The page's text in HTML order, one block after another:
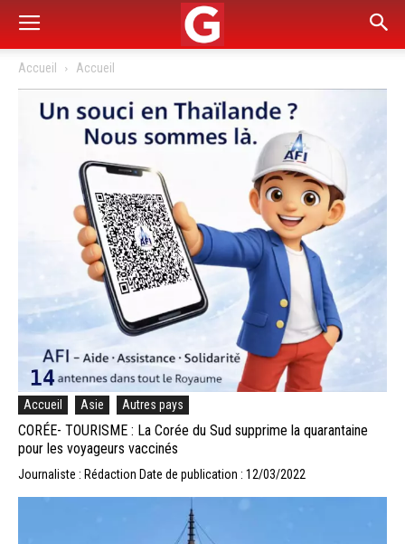
Accueil Accueil
Accueil Asie Autres pays
CORÉE- TOURISME : La Corée du Sud supprime la quarantaine
pour les voyageurs vaccinés
Journaliste : Rédaction Date de publication : 12/03/2022